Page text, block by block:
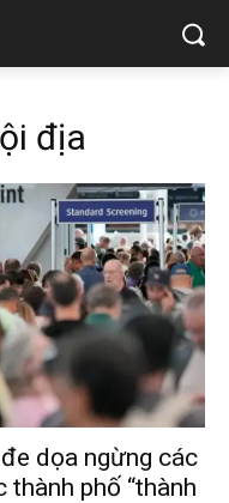
địa
dọa ngừng các
phố “thành